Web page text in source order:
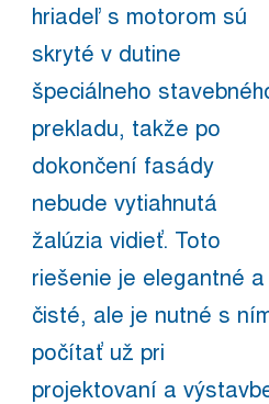
hriadeľ s motorom sú
skryté v dutine
špeciálneho
prekladu, takže po
dokončení fasády
nebude vytiahnutá
žalúzia vidieť. Toto
riešenie je elegantné a
čisté, ale je nutné s
počítať už pri
projektovaní a